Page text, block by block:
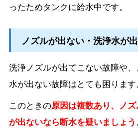
ったためタンクに給水中です。
ノズルが出ない・洗浄水が
洗浄ノズルが出てこない故障や
水が出ない故障はとても困ります
このときの原因は複数あり、ノ
が出ないなら断水を疑いましょう